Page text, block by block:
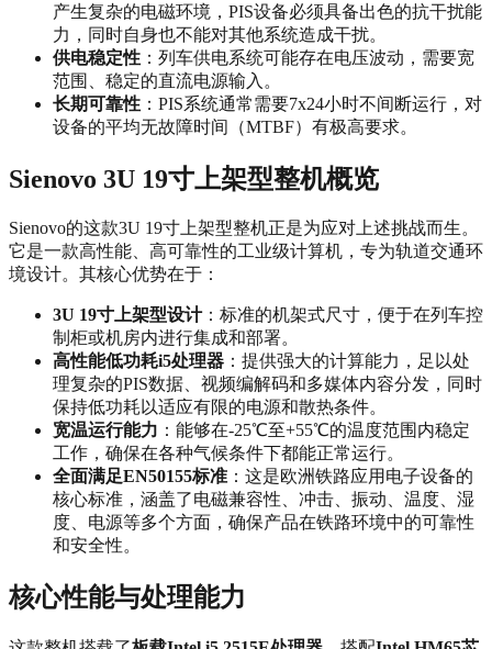
产生复杂的电磁环境，PIS设备必须具备出色的抗干扰能
力，同时自身也不能对其他系统造成干扰。
供电稳定性 ：列车供电系统可能存在电压波动，需要宽
范围、稳定的直流电源输入。
长期可靠性 ：PIS系统通常需要7x24小时不间断运行，对
设备的平均无故障时间（MTBF）有极高要求。
Sienovo 3U 19寸上架型整机概览
Sienovo的这款3U 19寸上架型整机正是为应对上述挑战而生。
它是一款高性能、高可靠性的工业级计算机，专为轨道交通环
境设计。其核心优势在于：
3U 19寸上架型设计：标准的机架式尺寸，便于在列车控
制柜或机房内进行集成和部署。
高性能低功耗i5处理器 ：提供强大的计算能力，足以处
理复杂的PIS数据、视频编解码和多媒体内容分发，同时
保持低功耗以适应有限的电源和散热条件。
宽温运行能力 ：能够在-25℃至+55℃的温度范围内稳定
工作，确保在各种气候条件下都能正常运行。
全面满足EN50155标准 ：这是欧洲铁路应用电子设备的
核心标准，涵盖了电磁兼容性、冲击、振动、温度、湿
度、电源等多个方面，确保产品在铁路环境中的可靠性
和安全性。
核心性能与处理能力